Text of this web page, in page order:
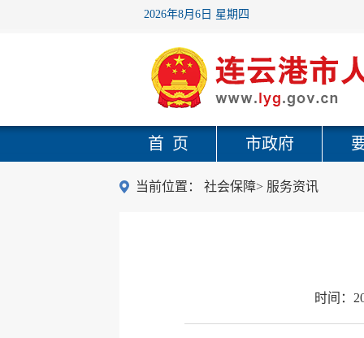
2026年8月6日 星期四
首 页 市政府
当前位置： 社会保障> 服务资讯
时间：